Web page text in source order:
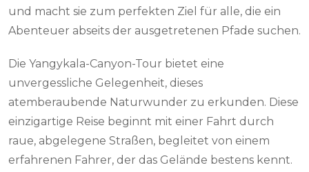
und macht sie zum perfekten Ziel für alle, die ein
Abenteuer abseits der ausgetretenen Pfade suchen.
Die Yangykala-Canyon-Tour bietet eine
unvergessliche Gelegenheit, dieses
atemberaubende Naturwunder zu erkunden. Diese
einzigartige Reise beginnt mit einer Fahrt durch
raue, abgelegene Straßen, begleitet von einem
erfahrenen Fahrer, der das Gelände bestens kennt.